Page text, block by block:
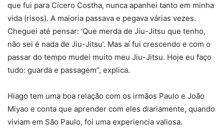
que fui para Cícero Costha, nunca apanhei tanto em minha
vida (risos). A maioria passava e pegava várias vezes.
Cheguei até pensar: ‘Que merda de Jiu-Jitsu que tenho,
não sei é nada de Jiu-Jitsu’. Mas aí fui crescendo e com o
passar do tempo mudei muito meu Jiu-Jitsu. Hoje eu faço
tudo: guarda e passagem”, explica.
Hiago tem uma boa relação com os irmãos Paulo e João
Miyao e conta que aprender com eles diariamente, quando
viviam em São Paulo, foi uma experiencia valiosa.